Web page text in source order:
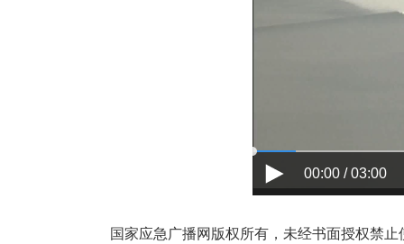
00:00 / 03:00
国家应急广播网版权所有，未经书面授权禁